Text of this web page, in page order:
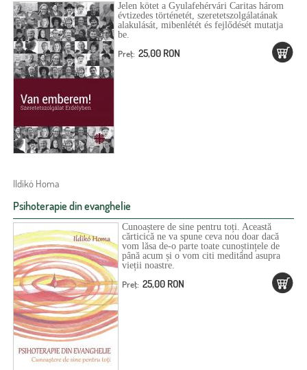
l
a
r
d
ă
u
t
a
e
Jelen kötet a Gyulafehérvári Caritas három
évtizedes történetét, szeretetszolgálatának
alakulását, mibenlétét és fejlődését mutatja
be.
Preţ: 25,00 RON
Ildikó Homa
Psihoterapie din evanghelie
Cunoaștere de sine pentru toți. Această
cărticică ne va spune ceva nou doar dacă
vom lăsa de-o parte toate cunoștințele de
până acum și o vom citi meditând asupra
vieții noastre.
Preţ: 25,00 RON